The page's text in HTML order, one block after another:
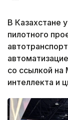
В Казахстане
пилотного
со ссылкой на
интеллекта и